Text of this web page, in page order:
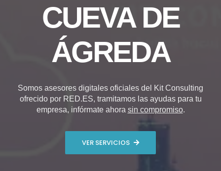
CUEVA DE
ÁGREDA
Somos asesores digitales oficiales del Kit Consulting
ofrecido por RED.ES, tramitamos las ayudas para tu
empresa, infórmate ahora sin compromiso.
VER SERVICIOS